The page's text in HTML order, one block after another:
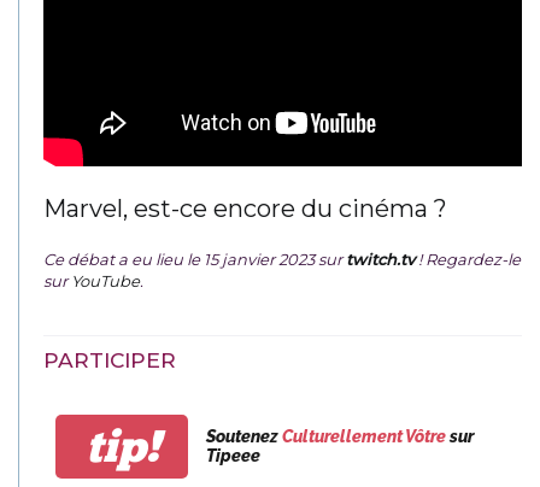
Marvel, est-ce encore du cinéma ?
Ce débat a eu lieu le 15 janvier 2023 surtwitch.tv ! Regardez-le
surYouTube.
PARTICIPER
tip! SoutenezCulturellement Vôtresur
Tipeee